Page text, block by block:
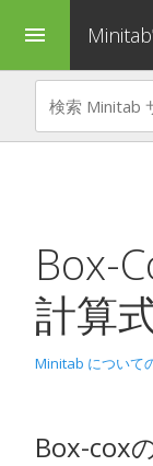
menu Minitab
Box-
計算
Minitab について
Box-cox